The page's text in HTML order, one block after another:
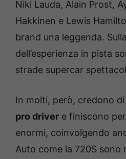
Niki Lauda, Alain Prost,
Hakkinen e Lewis
brand una leggenda.
dell’esperienza in pista
strade supercar
In molti, però, credono
pro driver e finiscono
enormi, coinvolgendo
Auto come la 720S sono